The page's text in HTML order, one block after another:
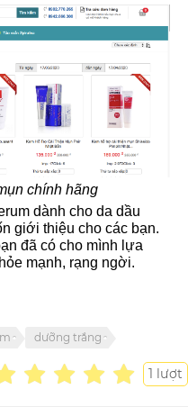
chính hãng
dành cho da dầu
giới thiệu cho các bạn.
đã có cho mình lựa
mạnh, rạng ngời.
dưỡng trắng
1 lượt